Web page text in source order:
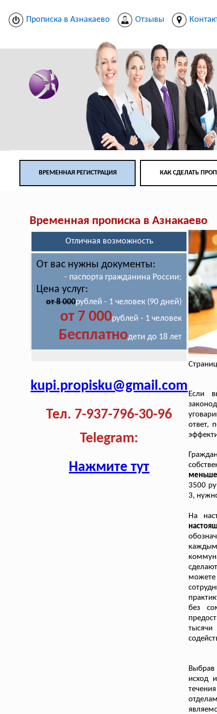
Прописка в Азнакаево Отзывы
ВРЕМЕННАЯ РЕГИСТРАЦИЯ КАК СДЕЛАТЬ
Временная прописка в Азнакаево
Отличная возможность
От вас нужны документы:
- паспорта гражданина России;
Цена услуг:
от 8 000рублей - 1 человек (90 дней)
от 7 000рублей - 1 человек
Бесплатнодети до 18 лет
kupi.propisku@gmail.com
Тел. 7-937-796-30-96
Telegram:
Нажмите тут
Если
ответ,
меньше
3500
3,
На
без
исход